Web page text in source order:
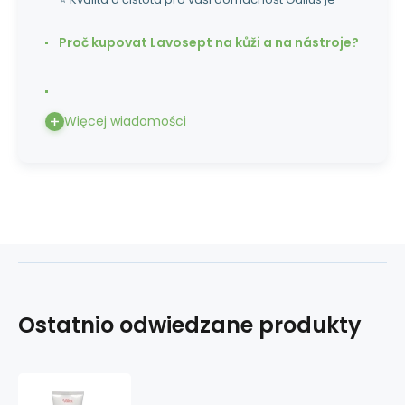
Proč kupovat Lavosept na kůži a na nástroje?
Więcej wiadomości
Ostatnio odwiedzane produkty